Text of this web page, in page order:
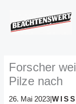
springen
Forscher
Pilze nach
26. Mai 2023|